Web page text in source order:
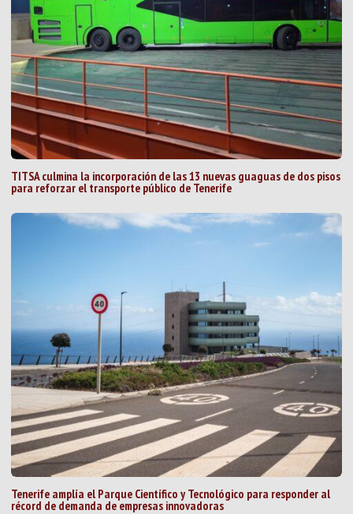
TITSA culmina la incorporación de las 13 nuevas guaguas de dos pisos
para reforzar el transporte público de Tenerife
Tenerife amplía el Parque Científico y Tecnológico para responder al
récord de demanda de empresas innovadoras